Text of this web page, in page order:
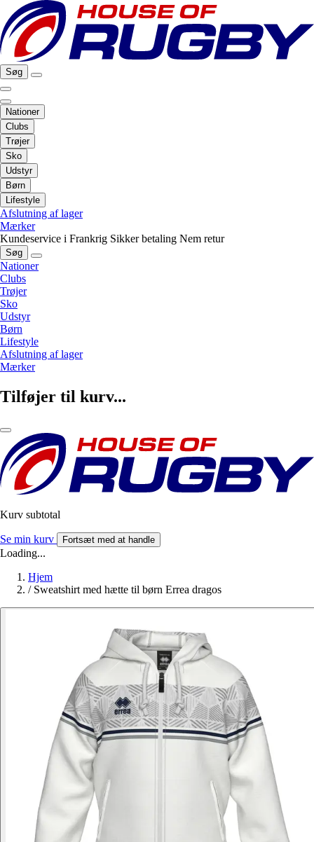
Søg
Nationer
Clubs
Trøjer
Sko
Udstyr
Børn
Lifestyle
Afslutning af lager
Mærker
Kundeservice i Frankrig Sikker betaling Nem retur
Søg
Nationer
Clubs
Trøjer
Sko
Udstyr
Børn
Lifestyle
Afslutning af lager
Mærker
Tilføjer til kurv...
Kurv subtotal
Se min kurv Fortsæt med at handle
Loading...
Hjem
/ Sweatshirt med hætte til børn Errea dragos